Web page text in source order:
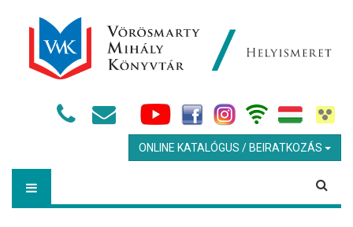
ONLINE KATALÓGUS / BEIRATKOZÁS